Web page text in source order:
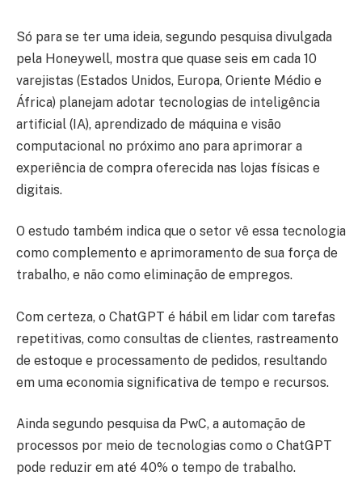
Só para se ter uma ideia, segundo pesquisa divulgada
pela Honeywell, mostra que quase seis em cada 10
varejistas (Estados Unidos, Europa, Oriente Médio e
África) planejam adotar tecnologias de inteligência
artificial (IA), aprendizado de máquina e visão
computacional no próximo ano para aprimorar a
experiência de compra oferecida nas lojas físicas e
digitais.
O estudo também indica que o setor vê essa tecnologia
como complemento e aprimoramento de sua força de
trabalho, e não como eliminação de empregos.
Com certeza, o ChatGPT é hábil em lidar com tarefas
repetitivas, como consultas de clientes, rastreamento
de estoque e processamento de pedidos, resultando
em uma economia significativa de tempo e recursos.
Ainda segundo pesquisa da PwC, a automação de
processos por meio de tecnologias como o ChatGPT
pode reduzir em até 40% o tempo de trabalho.